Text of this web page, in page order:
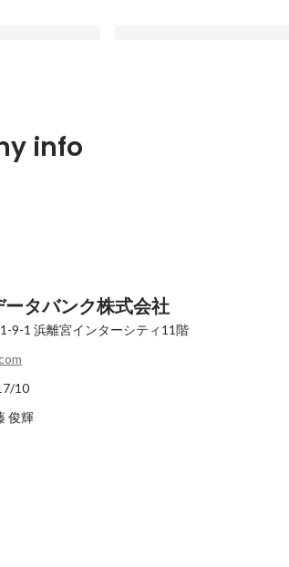
望”だった僕が
実感した日『便
info
タバンク株式会社
9-1 浜離宮インターシティ11階
10
俊輝